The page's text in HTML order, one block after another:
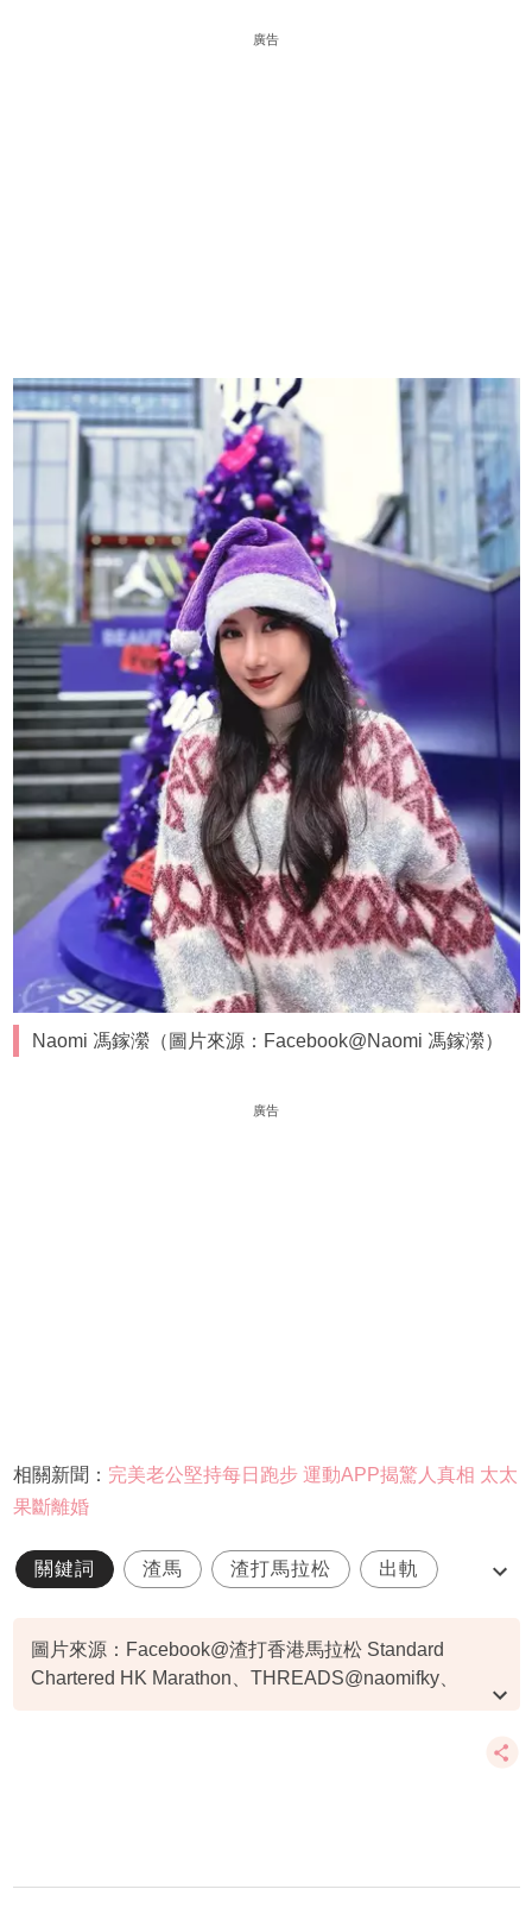
廣告
Naomi 馮鎵瀠（圖片來源：Facebook@Naomi 馮鎵瀠）
廣告
相關新聞： 完美老公堅持每日跑步 運動APP揭驚人真相 太太
果斷離婚
關鍵詞 渣馬 渣打馬拉松 出軌
圖片來源：Facebook@渣打香港馬拉松 Standard
Chartered HK Marathon、THREADS@naomifky、